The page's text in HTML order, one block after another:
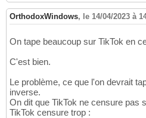
OrthodoxWindows, le 14/04/2023 à
On tape beaucoup sur TikTok en
C'est bien.
Le problème, ce que l'on devrait
inverse.
On dit que TikTok ne censure pas
TikTok censure trop :